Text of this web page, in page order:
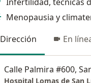
Menopausia y
Dirección
En
Calle Palmira #600,
Hospital Lomas de San